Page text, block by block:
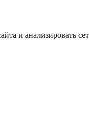
и анализировать